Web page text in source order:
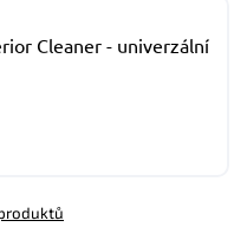
Cleaner - univerzální